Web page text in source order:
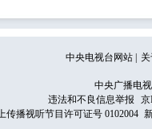
中央电视台网站
中央广播电
违法和不良信息举报
京
传播视听节目许可证号 0102004